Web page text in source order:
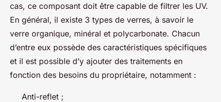
cas, ce composant doit être capable de filtrer les UV.
En général, il existe 3 types de verres, à savoir le
verre organique, minéral et polycarbonate. Chacun
d’entre eux possède des caractéristiques spécifiques
et il est possible d’y ajouter des traitements en
fonction des besoins du propriétaire, notamment :
Anti-reflet ;